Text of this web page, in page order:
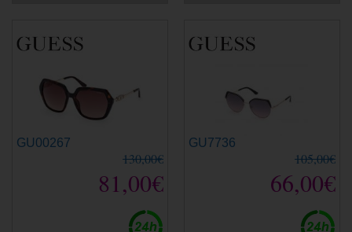
GU00267
130,00€
81,00€
GU7736
105,00€
66,00€